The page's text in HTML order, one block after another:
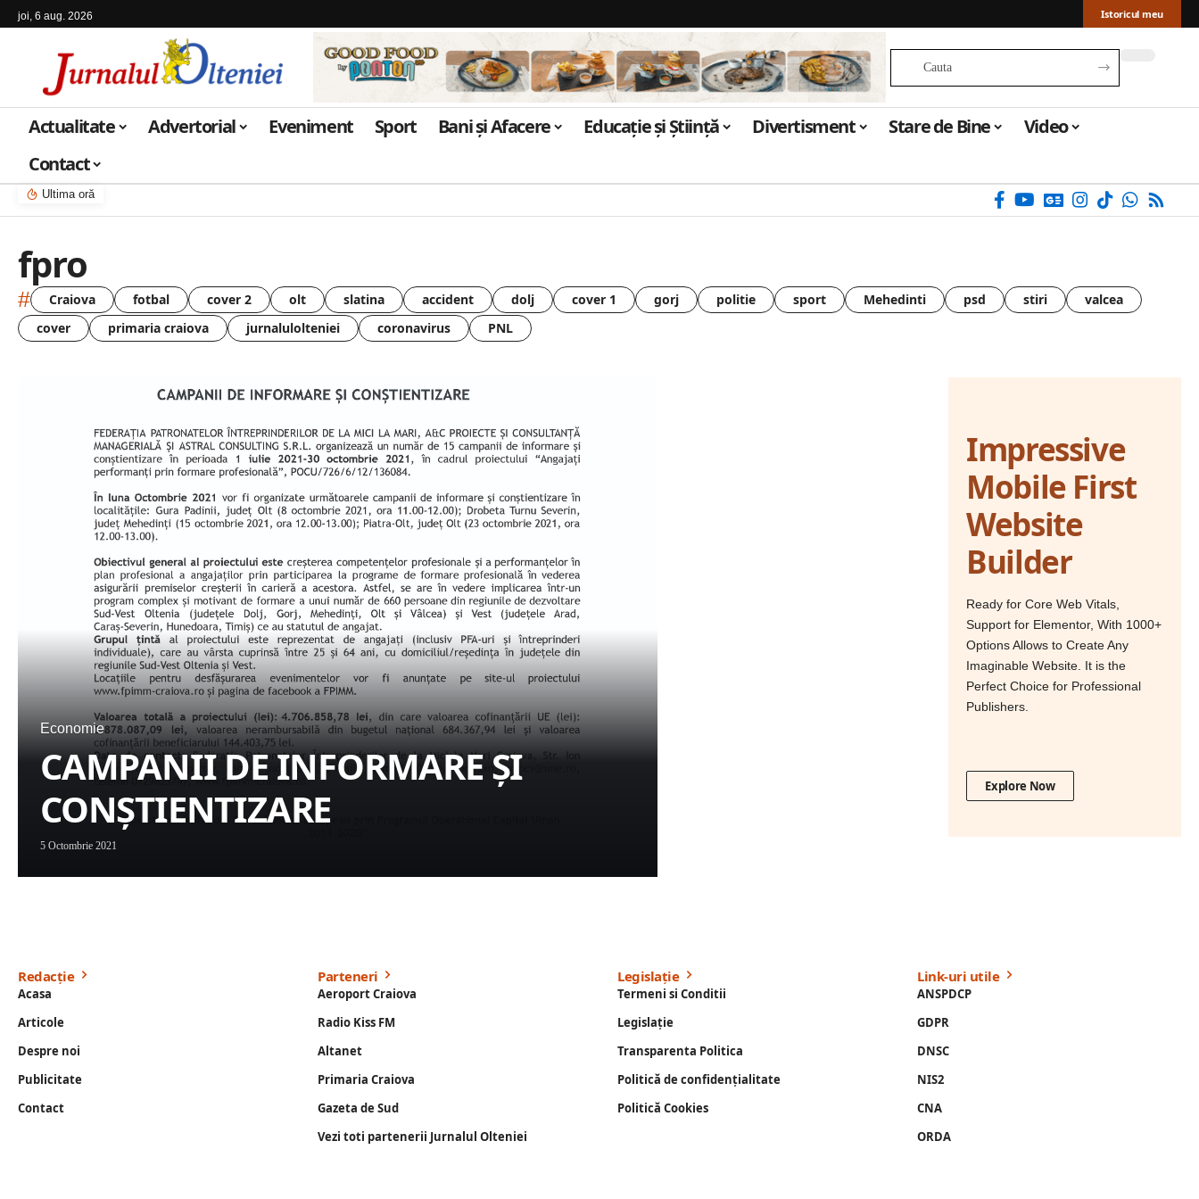
joi, 6 aug. 2026 Istoricul meu
Actualitate Advertorial Eveniment Sport Bani și Afacere Educație și Știință Divertisment Stare de Bine
Video
Contact
Ultima oră
fpro
# Craiova fotbal cover 2 olt slatina accident dolj cover 1 gorj politie sport Mehedinti psd stiri
valcea
cover
primaria craiova jurnalulolteniei coronavirus PNL
Economie
CAMPANII DE INFORMARE ȘI
CONȘTIENTIZARE
5 Octombrie 2021
Impressive
Mobile First
Website
Builder
Ready for Core Web Vitals,
Support for Elementor, With 1000+
Options Allows to Create Any
Imaginable Website. It is the
Perfect Choice for Professional
Publishers.
Explore Now
Redacție
Acasa
Articole
Despre noi
Publicitate
Contact
Parteneri
Aeroport Craiova
Radio Kiss FM
Altanet
Primaria Craiova
Gazeta de Sud
Vezi toti partenerii Jurnalul Olteniei
Legislație
Termeni si Conditii
Legislație
Transparenta Politica
Politică de confidențialitate
Politică Cookies
Link-uri utile
ANSPDCP
GDPR
DNSC
NIS2
CNA
ORDA